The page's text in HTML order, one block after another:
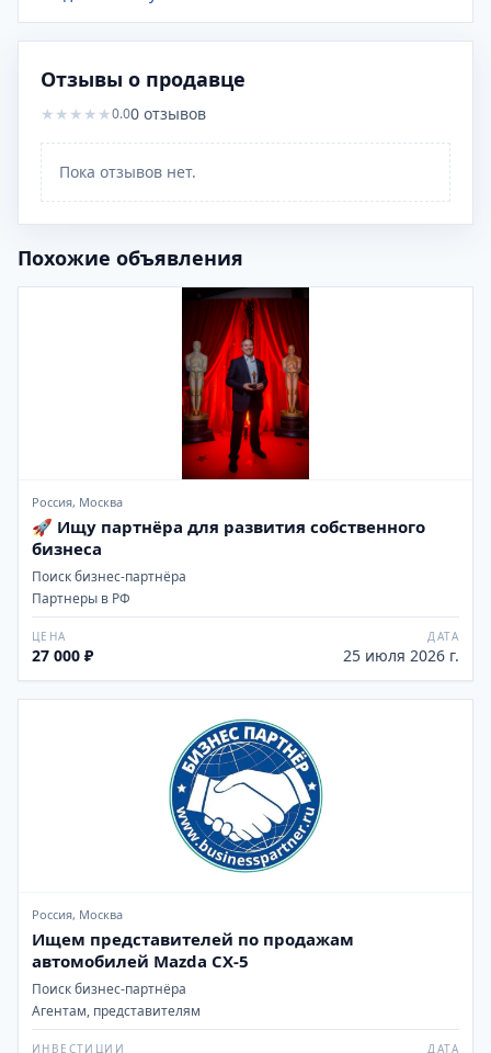
Отзывы о продавце
★ ★ ★ ★ ★0.00 отзывов
Пока отзывов нет.
Похожие объявления
Россия, Москва
🚀 Ищу партнёра для развития собственного
бизнеса
Поиск бизнес-партнёра
Партнеры в РФ
ЦЕНА
27 000 ₽
ДАТА
25 июля 2026 г.
Россия, Москва
Ищем представителей по продажам
автомобилей Mazda CX-5
Поиск бизнес-партнёра
Агентам, представителям
ИНВЕСТИЦИИ ДАТА